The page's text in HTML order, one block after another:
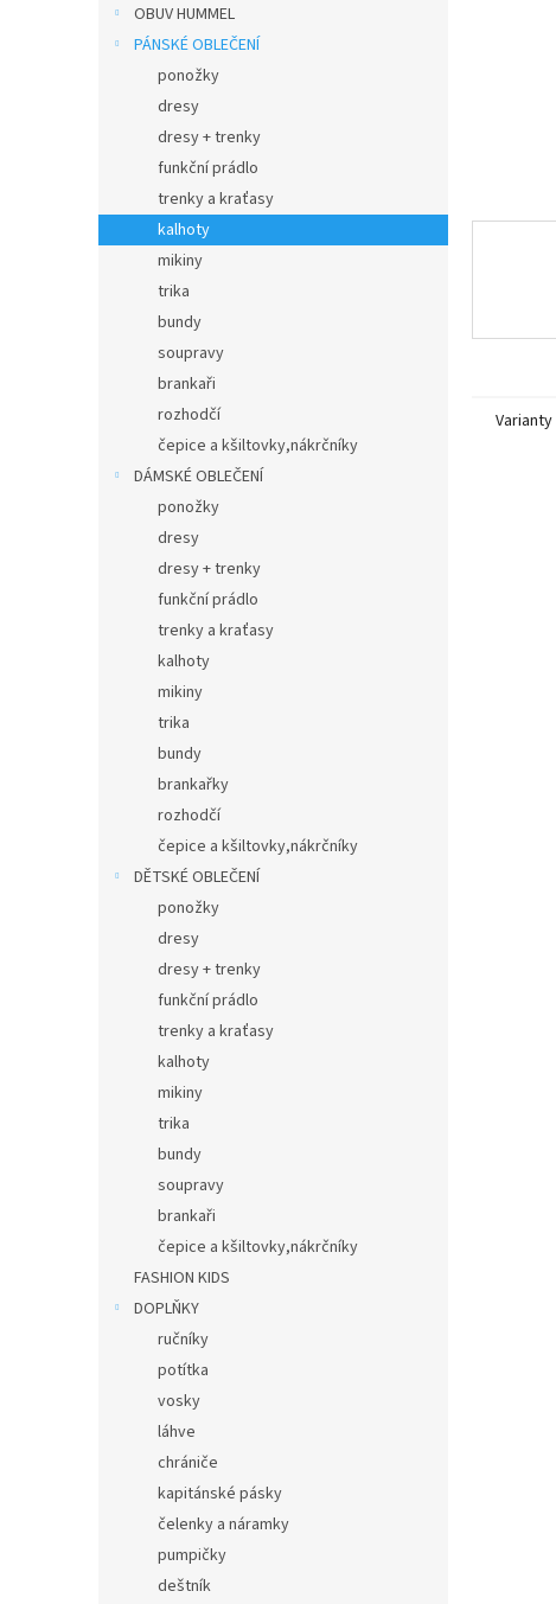
OBUV HUMMEL
PÁNSKÉ OBLEČENÍ
ponožky
dresy
dresy + trenky
funkční prádlo
trenky a kraťasy
kalhoty
mikiny
trika
bundy
soupravy
brankaři
rozhodčí
čepice a kšiltovky,nákrčníky
DÁMSKÉ OBLEČENÍ
ponožky
dresy
dresy + trenky
funkční prádlo
trenky a kraťasy
kalhoty
mikiny
trika
bundy
brankařky
rozhodčí
čepice a kšiltovky,nákrčníky
DĚTSKÉ OBLEČENÍ
ponožky
dresy
dresy + trenky
funkční prádlo
trenky a kraťasy
kalhoty
mikiny
trika
bundy
soupravy
brankaři
čepice a kšiltovky,nákrčníky
FASHION KIDS
DOPLŇKY
ručníky
potítka
vosky
láhve
chrániče
kapitánské pásky
čelenky a náramky
pumpičky
deštník
Varianty